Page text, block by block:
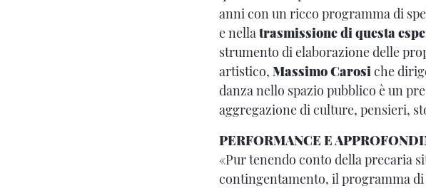
anni con un ricco programma di
e nellatrasmissione di questa
strumento di elaborazione delle
artistico, Massimo Carosiche
danza nello spazio pubblico è un
aggregazione di culture, pensieri,
PERFORMANCE E
«Pur tenendo conto della precaria
contingentamento, il programma di